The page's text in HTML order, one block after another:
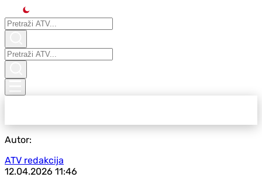
Autor:
ATV redakcija
12.04.2026 11:46